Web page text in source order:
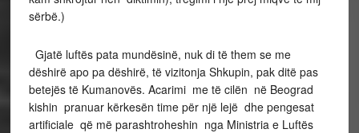
sërbë.)
Gjatë luftës pata mundësinë, nuk di të them se me
dëshirë apo pa dëshirë, të vizitonja Shkupin, pak ditë pas
betejës të Kumanovës. Acarimi me të cilën në Beograd
kishin pranuar kërkesën time për një lejë dhe pengesat
artificiale që më parashtroheshin nga Ministria e Luftës